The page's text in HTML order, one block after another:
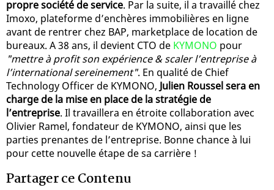
propre société de service. Par la suite, il a travaillé chez
Imoxo, plateforme d’enchères immobilières en ligne
avant de rentrer chez BAP, marketplace de location de
bureaux. A 38 ans, il devient CTO de KYMONO pour
"mettre à profit son expérience & scaler l’entreprise à
l’international sereinement". En qualité de Chief
Technology Officer de KYMONO, Julien Roussel sera en
charge de la mise en place de la stratégie de
l’entreprise. Il travaillera en étroite collaboration avec
Olivier Ramel, fondateur de KYMONO, ainsi que les
parties prenantes de l’entreprise. Bonne chance à lui
pour cette nouvelle étape de sa carrière !
Partager ce Contenu